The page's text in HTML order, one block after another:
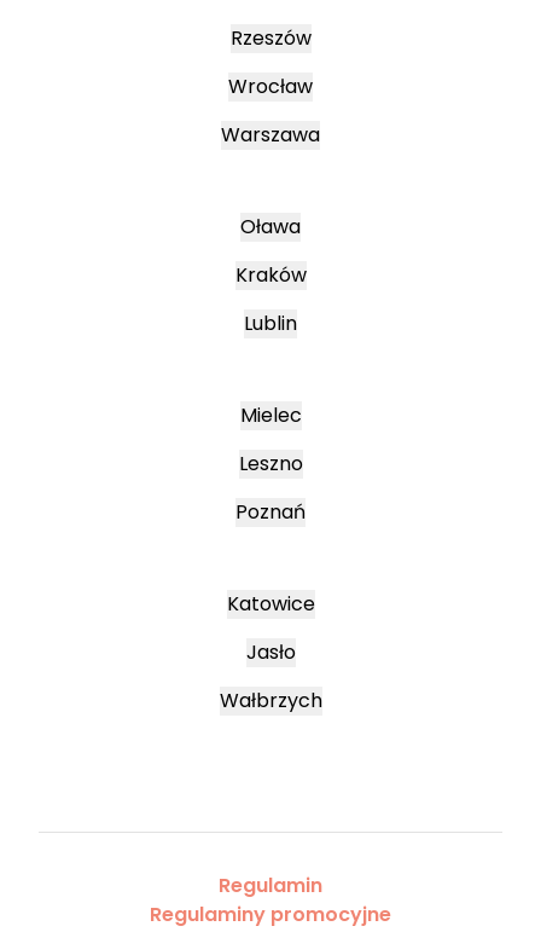
Rzeszów
Wrocław
Warszawa
Oława
Kraków
Lublin
Mielec
Leszno
Poznań
Katowice
Jasło
Wałbrzych
Regulamin
Regulaminy promocyjne